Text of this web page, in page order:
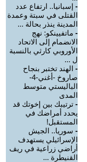
- إسبانيا.. ارتفاع عدد
القتلى في سبتة وعمدة
المدينة ينذر بحالة ...
- ماتفيينكو: نهج
الانضمام إلى الاتحاد
الأوروبي كارثي بالنسبة
ل ...
- الهند تختبر بنجاح
صاروخ -أغني-4-
الباليستي متوسط
المدى
- ترتيبك بين إخوتك قد
يحدد أمراضك في
المستقبل!
- سوريا.. الجيش
الإسرائيلي يستهدف
أراضي زراعية في ريف
القنيطرة ...